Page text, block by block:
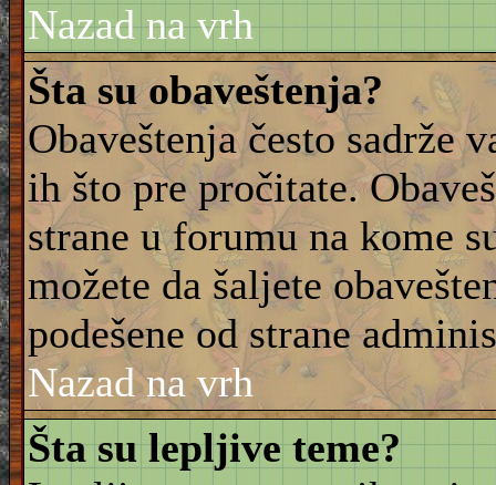
Nazad na vrh
Šta su obaveštenja?
Obaveštenja često sadrže
ih što pre pročitate.
strane u forumu na kome
možete da šaljete
podešene od strane
Nazad na vrh
Šta su lepljive teme?